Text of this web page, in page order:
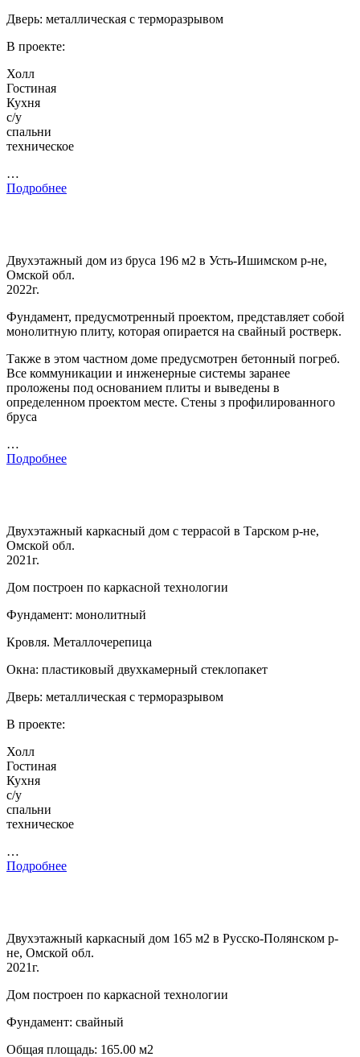
Дверь: металлическая с терморазрывом
В проекте:
Холл
Гостиная
Кухня
с/у
спальни
техническое
…
Подробнее
Двухэтажный дом из бруса 196 м2 в Усть-Ишимском р-не,
Омской обл.
2022г.
Фундамент, предусмотренный проектом, представляет собой
монолитную плиту, которая опирается на свайный ростверк.
Также в этом частном доме предусмотрен бетонный погреб.
Все коммуникации и инженерные системы заранее
проложены под основанием плиты и выведены в
определенном проектом месте. Стены з профилированного
бруса
…
Подробнее
Двухэтажный каркасный дом с террасой в Тарском р-не,
Омской обл.
2021г.
Дом построен по каркасной технологии
Фундамент: монолитный
Кровля. Металлочерепица
Окна: пластиковый двухкамерный стеклопакет
Дверь: металлическая с терморазрывом
В проекте:
Холл
Гостиная
Кухня
с/у
спальни
техническое
…
Подробнее
Двухэтажный каркасный дом 165 м2 в Русско-Полянском р-
не, Омской обл.
2021г.
Дом построен по каркасной технологии
Фундамент: свайный
Общая площадь: 165.00 м2